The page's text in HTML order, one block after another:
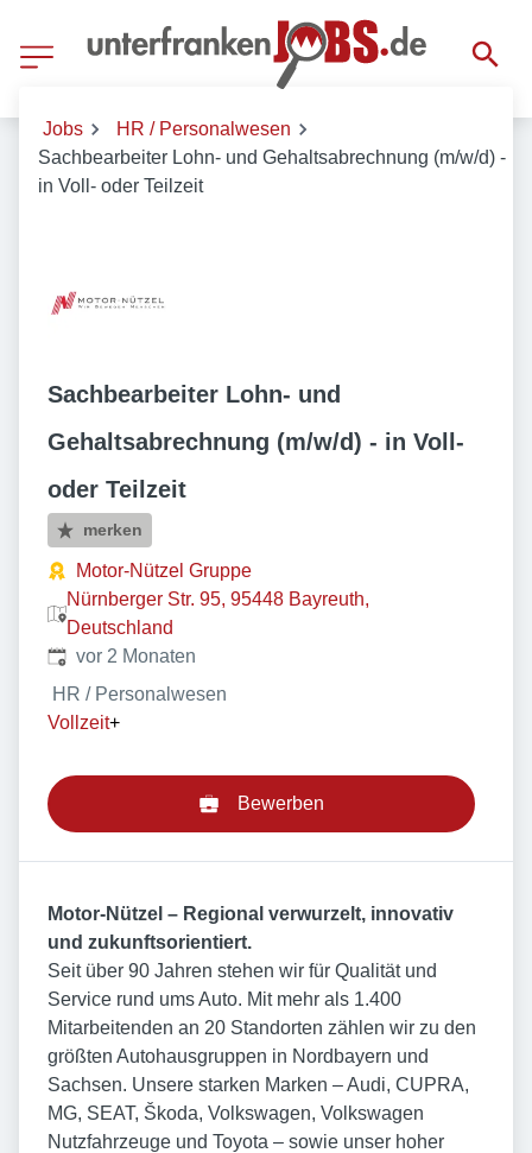
Jobs
HR / Personalwesen
Sachbearbeiter Lohn- und Gehaltsabrechnung (m/w/d) -
in Voll- oder Teilzeit
Sachbearbeiter Lohn- und
Gehaltsabrechnung (m/w/d) - in Voll-
oder Teilzeit
merken
Motor-Nützel Gruppe
Nürnberger Str. 95, 95448 Bayreuth,
Deutschland
Veröffentlicht:
vor 2 Monaten
HR / Personalwesen
Vollzeit+
Bewerben
Motor-Nützel – Regional verwurzelt, innovativ
und zukunftsorientiert.
Seit über 90 Jahren stehen wir für Qualität und
Service rund ums Auto. Mit mehr als 1.400
Mitarbeitenden an 20 Standorten zählen wir zu den
größten Autohausgruppen in Nordbayern und
Sachsen. Unsere starken Marken – Audi, CUPRA,
MG, SEAT, Škoda, Volkswagen, Volkswagen
Nutzfahrzeuge und Toyota – sowie unser hoher